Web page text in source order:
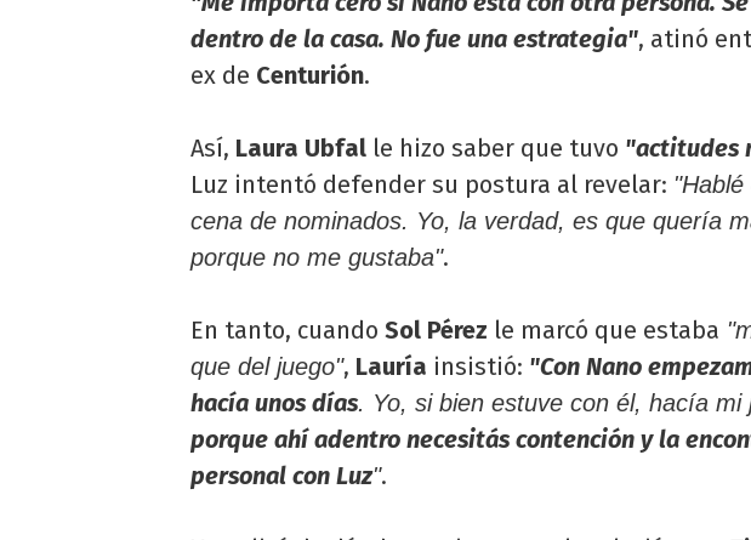
dentro de la casa. No fue una estrategia", atinó
ex de Centurión.
Así, Laura Ubfal le hizo saber que tuvo "actitudes
Luz intentó defender su postura al revelar:
cena de nominados. Yo, la verdad, es que quería
porque no me gustaba".
En tanto, cuando Sol Pérez le marcó que estaba
que del juego", Lauría insistió: "Con Nano
hacía unos días. Yo, si bien estuve con él, hacía mi
porque ahí adentro necesitás contención y la
personal con Luz".